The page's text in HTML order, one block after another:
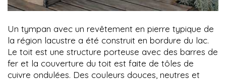
Un tympan avec un revêtement en pierre typique de
la région lacustre a été construit en bordure du lac.
Le toit est une structure porteuse avec des barres de
fer et la couverture du toit est faite de tôles de
cuivre ondulées. Des couleurs douces, neutres et